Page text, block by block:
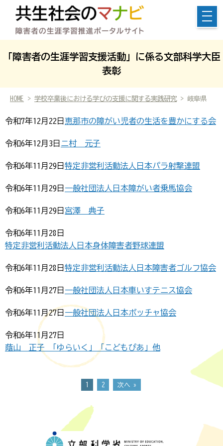
「障害者の生涯学習支援活動」に係る文部科学大臣
表彰
HOME > 学校卒業後における学びの支援に関する実践研究> 岐阜県
令和7年12月22日 恵那市の障がい児者の生活を豊かにする会
令和6年12月3日 ニ村 元子
令和6年11月29日 特定非営利活動法人日本パラ射撃連盟
令和6年11月29日 一般社団法人日本障がい者乗馬協会
令和6年11月29日 宮澤 典子
令和6年11月28日
特定非営利活動法人日本身体障害者野球連盟
令和6年11月28日 特定非営利活動法人日本障害者ゴルフ協会
令和6年11月27日 一般社団法人日本車いすテニス協会
令和6年11月27日 一般社団法人日本ボッチャ協会
令和6年11月27日
蔭山 正子 「ゆらいく」「こどもぴあ」他
1 2 次へ »